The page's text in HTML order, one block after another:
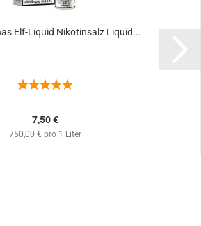
Elf-Liquid Nikotinsalz Liquid...
7,50 €
750,00 € pro 1 Liter